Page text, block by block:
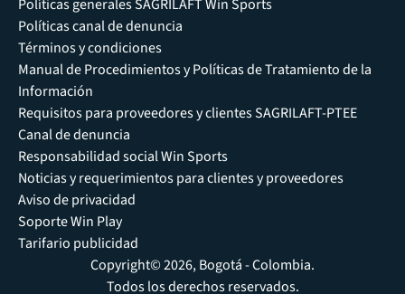
Políticas generales SAGRILAFT Win Sports
Políticas canal de denuncia
Términos y condiciones
Manual de Procedimientos y Políticas de Tratamiento de la
Información
Requisitos para proveedores y clientes SAGRILAFT-PTEE
Canal de denuncia
Responsabilidad social Win Sports
Noticias y requerimientos para clientes y proveedores
Aviso de privacidad
Soporte Win Play
Tarifario publicidad
Copyright© 2026, Bogotá - Colombia.
Todos los derechos reservados.